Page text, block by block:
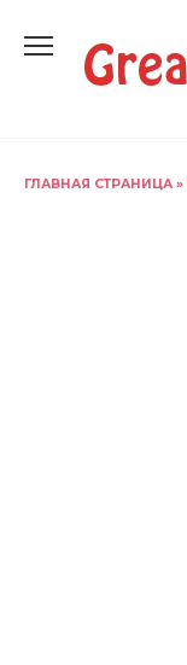
содержанию
ГЛАВНАЯ СТРАНИЦА »